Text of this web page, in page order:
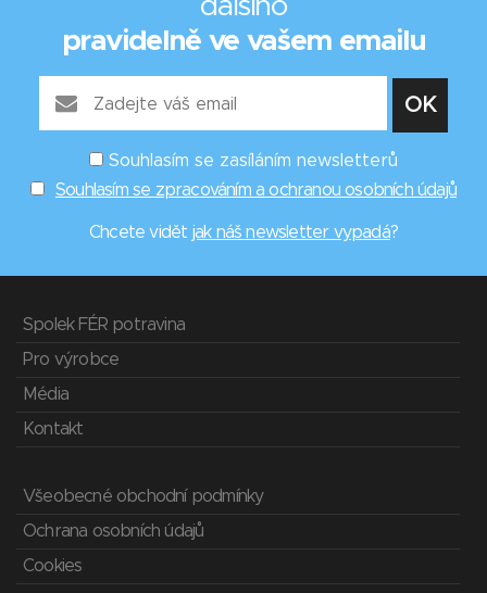
dalšího
pravidelně ve vašem emailu
Souhlasím se zasíláním newsletterů
Souhlasím se zpracováním a ochranou osobních údajů
Chcete vidět jak náš newsletter vypadá?
Spolek FÉR potravina
Pro výrobce
Média
Kontakt
Všeobecné obchodní podmínky
Ochrana osobních údajů
Cookies